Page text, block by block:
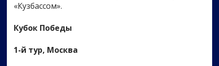
«Кузбассом».
Кубок Победы
1-й тур, Москва